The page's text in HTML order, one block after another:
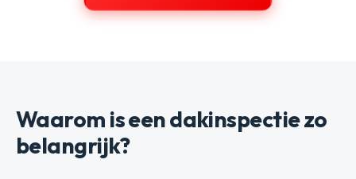
Waarom is een dakinspectie zo
belangrijk?